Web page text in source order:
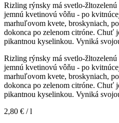
Rizling rýnsky má svetlo-
jemnú kvetinovú vôňu - po
marhuľovom kvete, broskyniach,
dokonca po zelenom citróne. Chuť
pikantnou kyselinkou. Vyniká
Rizling rýnsky má svetlo-
jemnú kvetinovú vôňu - po
marhuľovom kvete, broskyniach,
dokonca po zelenom citróne. Chuť
pikantnou kyselinkou. Vyniká
2,80 € / l